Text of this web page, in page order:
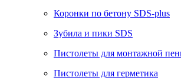
Коронки по бетону SDS-plus
Зубила и пики SDS
Пистолеты для монтажной
Пистолеты для герметика